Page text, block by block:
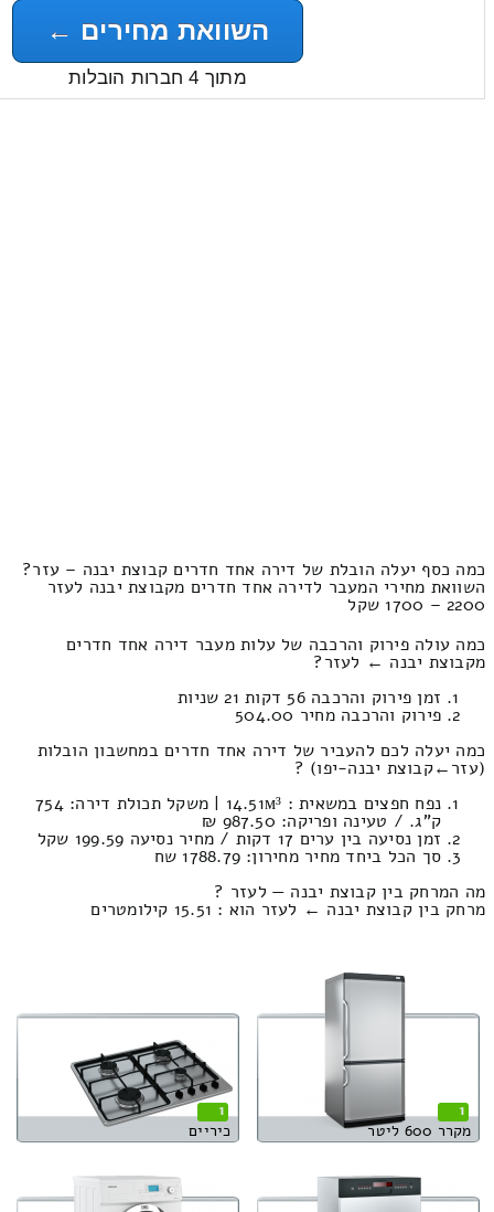
השוואת מחירים ←
מתוך 4 חברות הובלות
כמה כסף יעלה הובלת של דירה אחד חדרים קבוצת יבנה – עזר?
השוואת מחירי המעבר לדירה אחד חדרים מקבוצת יבנה לעזר
2200 – 1700 שקל
כמה עולה פירוק והרכבה של עלות מעבר דירה אחד חדרים
מקבוצת יבנה ← לעזר?
זמן פירוק והרכבה 56 דקות 21 שניות
פירוק והרכבה מחיר 504.00
כמה יעלה לכם להעביר של דירה אחד חדרים במחשבון הובלות
(עזר‎←‏קבוצת יבנה-יפו) ?
נפח חפצים במשאית : 14.51м³ | משקל תכולת דירה: 754
ק”ג. / טעינה ופריקה: 987.50 ₪
זמן נסיעה בין ערים 17 דקות / מחיר נסיעה 199.59 שקל
סך הכל ביחד מחיר מחירון: 1788.79 שח
מה המרחק בין קבוצת יבנה — לעזר ?
מרחק בין קבוצת יבנה ← לעזר הוא : 15.51 קילומטרים
1
מקרר 600 ליטר
1
כיריים